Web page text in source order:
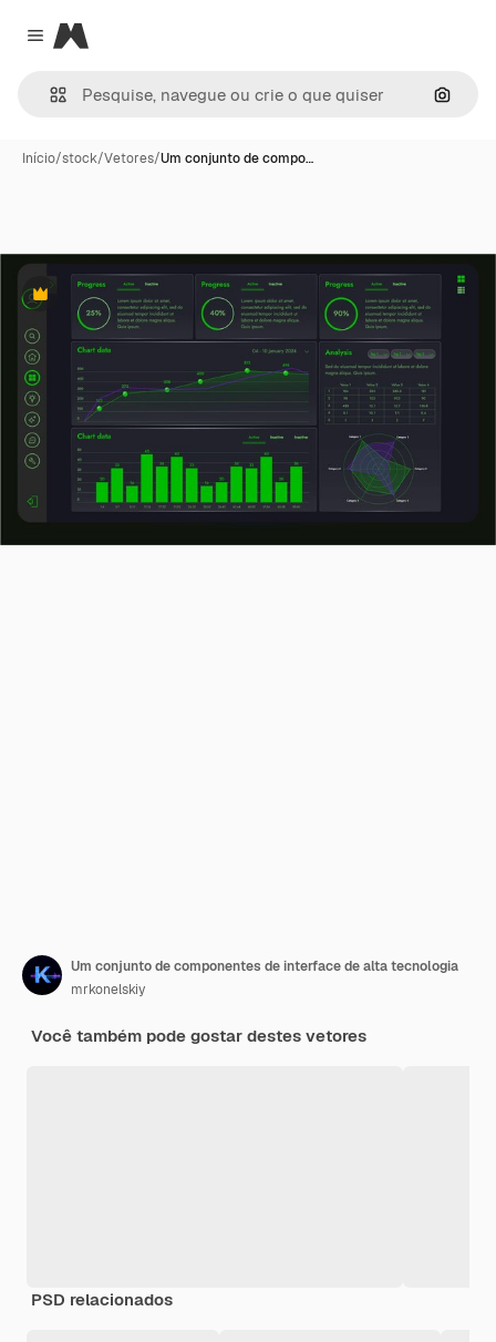
Close menu
Magnific
Início/stock/Vetores/Um conjunto de compo…
Premium
Um conjunto de componentes de interface de alta tecnologia
mrkonelskiy
Você também pode gostar destes vetores
PSD relacionados